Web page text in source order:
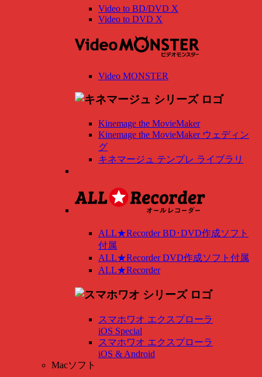
Video to BD/DVD X
Video to DVD X
Video MONSTER
Kinemage the MovieMaker
Kinemage the MovieMaker ウェディン
グ
キネマージュ テンプレ ライブラリ
ALL★Recorder BD･DVD作成ソフト
付属
ALL★Recorder DVD作成ソフト付属
ALL★Recorder
スマホワオ エクスプローラ
iOS Special
スマホワオ エクスプローラ
iOS & Android
Macソフト